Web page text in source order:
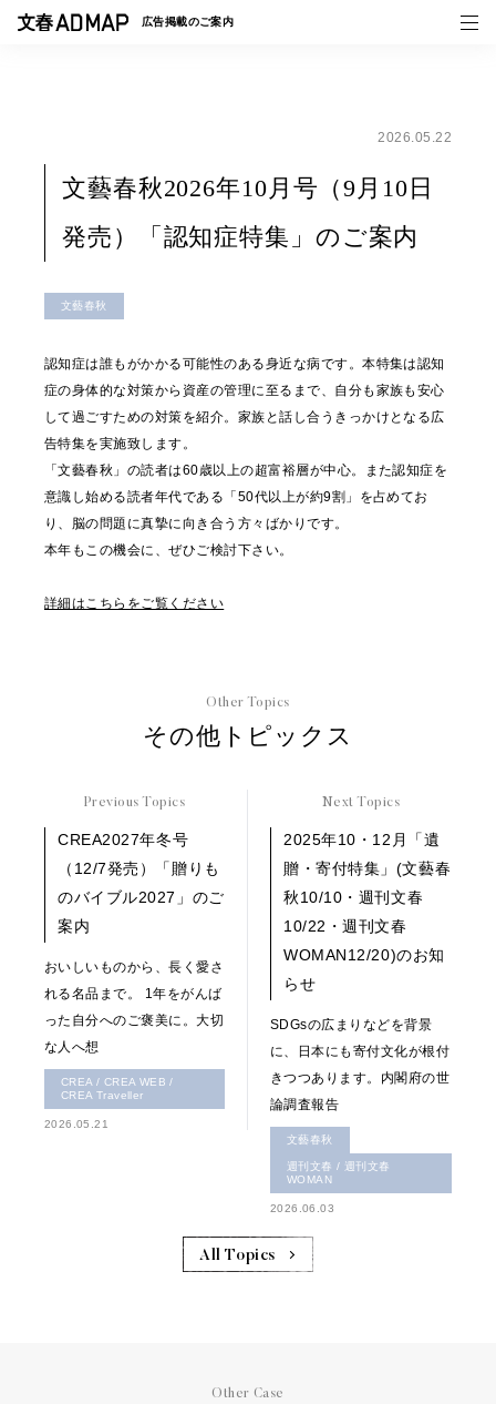
広告掲載のご案内
事例一覧
トピックス
2026.05.22
文藝春秋2026年10月号（9月10日
発売）「認知症特集」のご案内
文藝春秋
認知症は誰もがかかる可能性のある身近な病です。本特集は認知
症の身体的な対策から資産の管理に至るまで、自分も家族も安心
して過ごすための対策を紹介。家族と話し合うきっかけとなる広
告特集を実施致します。
「文藝春秋」の読者は60歳以上の超富裕層が中心。また認知症を
意識し始める読者年代である「50代以上が約9割」を占めてお
り、脳の問題に真摯に向き合う方々ばかりです。
本年もこの機会に、ぜひご検討下さい。
詳細はこちらをご覧ください
Other Topics
その他トピックス
Previous Topics
CREA2027年冬号
（12/7発売）「贈りも
のバイブル2027」のご
案内
おいしいものから、長く愛さ
れる名品まで。 1年をがんば
った自分へのご褒美に。大切
な人へ想
CREA / CREA WEB /
CREA Traveller
2026.05.21
Next Topics
2025年10・12月「遺
贈・寄付特集」(文藝春
秋10/10・週刊文春
10/22・週刊文春
WOMAN12/20)のお知
らせ
SDGsの広まりなどを背景
に、日本にも寄付文化が根付
きつつあります。内閣府の世
論調査報告
文藝春秋
週刊文春 / 週刊文春
WOMAN
2026.06.03
All Topics
Other Case